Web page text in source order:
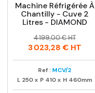
Machine Réfrigérée À
Chantilly - Cuve 2
Litres - DIAMOND
Prix
Prix
habituel
4 199,00 € HT
3 023,28 €HT
Ref : MCV/2
L 250x P 410x H 460mm